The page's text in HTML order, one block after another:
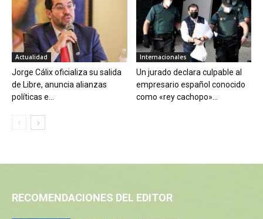
Actualidad
Jorge Cálix oficializa su salida
de Libre, anuncia alianzas
políticas e...
Internacionales
Un jurado declara culpable al
empresario español conocido
como «rey cachopo»...
RECOMENDACIONES DEL EDITOR